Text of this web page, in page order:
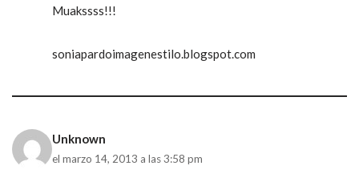
Muakssss!!!
soniapardoimagenestilo.blogspot.com
Unknown
el marzo 14, 2013 a las 3:58 pm